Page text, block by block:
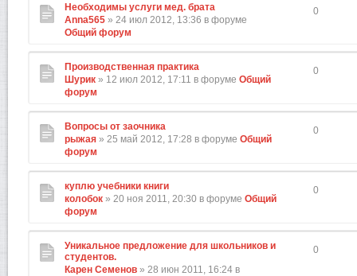
Необходимы услуги мед. брата
Anna565 » 24 июл 2012, 13:36 в форуме
Общий форум
0
Производственная практика
Шурик » 12 июл 2012, 17:11 в форуме Общий
форум
0
Вопросы от заочника
рыжая » 25 май 2012, 17:28 в форуме Общий
форум
0
куплю учебники книги
колобок » 20 ноя 2011, 20:30 в форуме Общий
форум
0
Уникальное предложение для школьников и
студентов.
Карен Семенов » 28 июн 2011, 16:24 в
0